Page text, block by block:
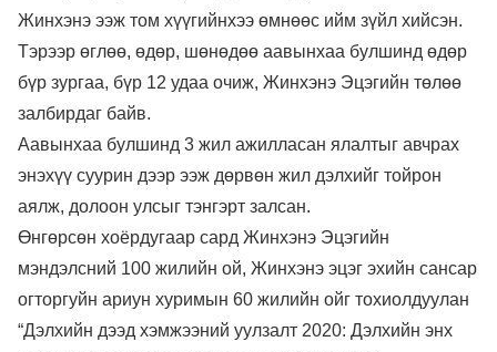
Жинхэнэ ээж том хүүгийнхээ өмнөөс ийм зүйл хийсэн.
Тэрээр өглөө, өдөр, шөнөдөө аавынхаа булшинд өдөр
бүр зургаа, бүр 12 удаа очиж, Жинхэнэ Эцэгийн төлөө
залбирдаг байв.
Аавынхаа булшинд 3 жил ажилласан ялалтыг авчрах
энэхүү суурин дээр ээж дөрвөн жил дэлхийг тойрон
аялж, долоон улсыг тэнгэрт залсан.
Өнгөрсөн хоёрдугаар сард Жинхэнэ Эцэгийн
мэндэлсний 100 жилийн ой, Жинхэнэ эцэг эхийн сансар
огторгуйн ариун хуримын 60 жилийн ойг тохиолдуулан
“Дэлхийн дээд хэмжээний уулзалт 2020: Дэлхийн энх